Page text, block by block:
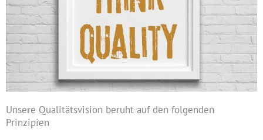
Unsere Qualitätsvision beruht auf den folgenden
Prinzipien